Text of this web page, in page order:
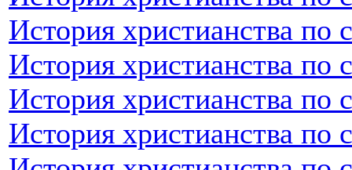
История христианства по
История христианства по
История христианства по
История христианства